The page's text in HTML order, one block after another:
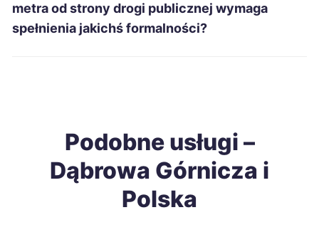
Dąbrowa Górnicza TWOJE MIASTO
Piotrków Trybunalski
Pabianice
metra od strony drogi publicznej wymaga
spełnienia jakichś formalności?
Podobne usługi –
Dąbrowa Górnicza i
Polska